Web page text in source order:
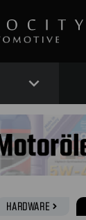
expand_more
HARDWARE navigate_next